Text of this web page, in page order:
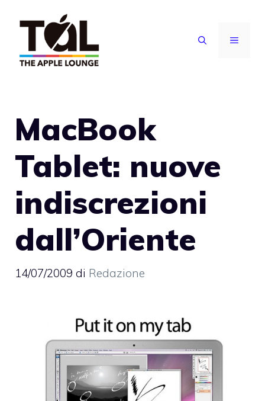
contenuto
MENU
MacBook
Tablet: nuove
indiscrezioni
dall’Oriente
14/07/2009 di Redazione